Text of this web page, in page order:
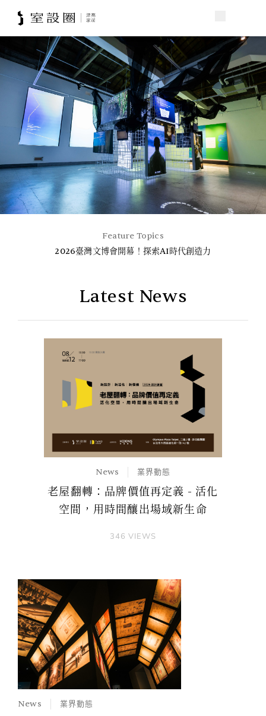
Feature Topics
2026臺灣文博會開幕！探索AI時代創造力
Latest News
News 業界動態
老屋翻轉：品牌價值再定義 - 活化
空間，用時間釀出場域新生命
346 VIEWS
News 業界動態